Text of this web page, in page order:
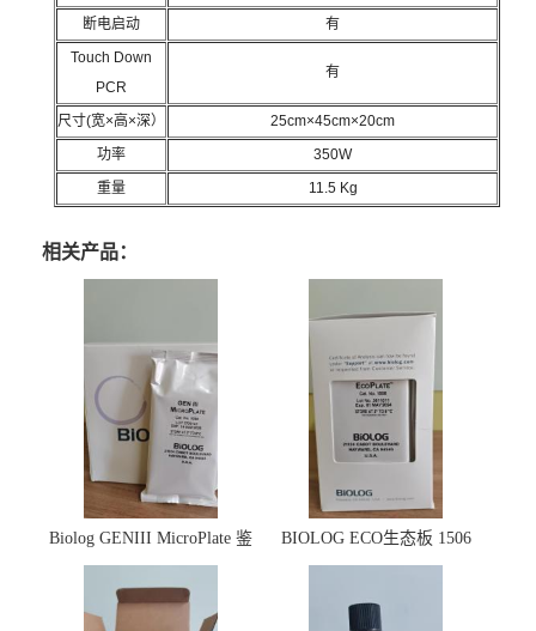
断电启动
有
Touch Down
PCR
有
尺寸(宽×高×深）
25cm×45cm×20cm
功率
350W
重量
11.5 Kg
相关产品：
Biolog GENIII MicroPlate 鉴
定板 1030
BIOLOG ECO生态板 1506